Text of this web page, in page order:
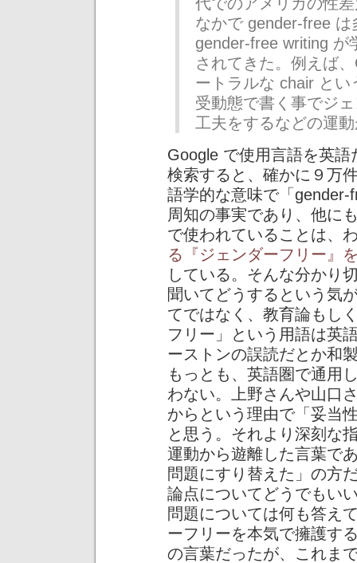
なかで gender-free
gender-free writing が
されてきた。例えば
ートラルな chair と
受動態で書く事でジ
工夫をするなどの運
Google で使用言語を英
検索すると、確かに９万
語学的な意味で「
周知の事実であり、他に
で使われていることは、
る『ジェンダーフリー』
している。そんな分かり
聞いてどうするという気
てではなく、教育論もし
フリー」という用語は英
ーストンの誤読だとか和
もっとも、英語圏で通用
わない。上野さんや山口
からという理由で「妥当
と思う。それより深刻な
運動から遊離した言葉で
問題にすり替えた」の方
論点についてどうでもい
問題については何も答え
ーフリーを本気で擁護す
の言葉だったが、これま